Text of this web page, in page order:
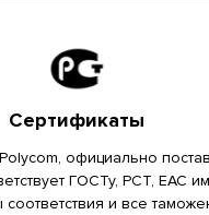
Сертификаты
официально
ГОСТу, РСТ, EAC
соответствия и все